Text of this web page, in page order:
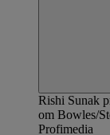
Rishi Sunak
om Bowles/
Profimedia